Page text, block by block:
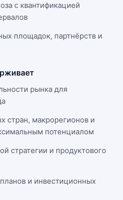
с квантификацией
площадок, партнёрств и
рынка для
стран, макрорегионов и
потенциалом
стратегии и продуктового
и инвестиционных